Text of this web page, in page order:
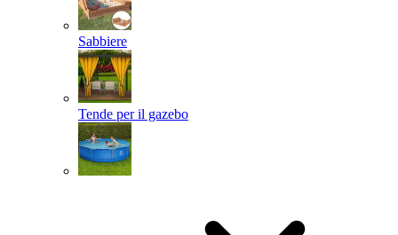
Sabbiere
Tende per il gazebo